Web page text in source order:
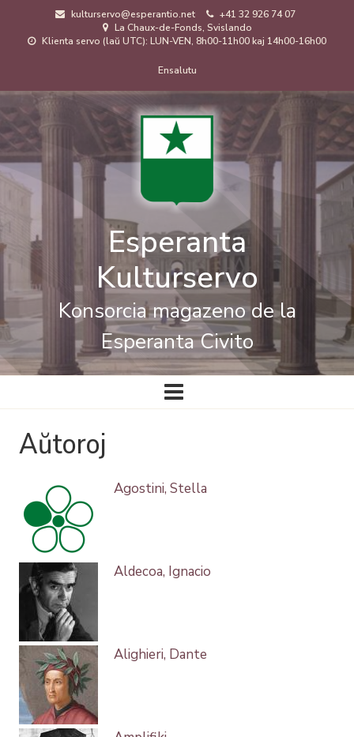
kulturservo@esperantio.net
+41 32 926 74 07
La Chaux-de-Fonds, Svislando
Klienta servo (laŭ UTC): LUN-VEN, 8h00-11h00 kaj 14h00-16h00
de
uzanto
Ensalutu
Esperanta
Kulturservo
Konsorcia magazeno de la
Esperanta Civito
Ĉefa
navigado
Aŭtoroj
Agostini, Stella
Aldecoa, Ignacio
Alighieri, Dante